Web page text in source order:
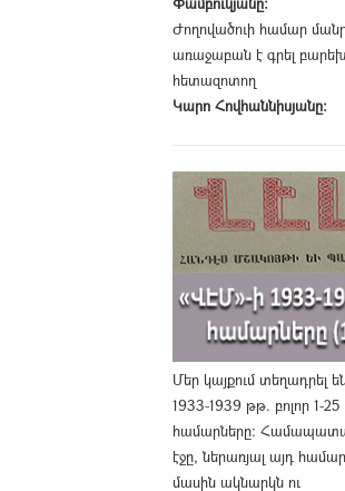
Ժողովածուի համար
առաջաբան է գրել
հետազոտող
Կարո Հովհաննիսյանը։
Մեր կայքում տեղադրել
1933-1939 թթ. բոլոր 1-25
համարները։
էջը, ներառյալ այդ
մասին ակնարկն ու